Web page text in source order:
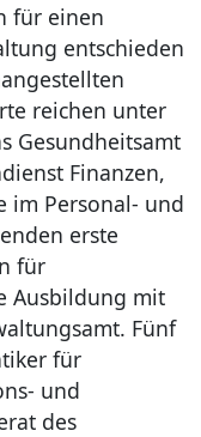
für einen
entschieden
reichen unter
Gesundheitsamt
Finanzen,
im Personal- und
erste
für
Ausbildung mit
Fünf
für
und
des